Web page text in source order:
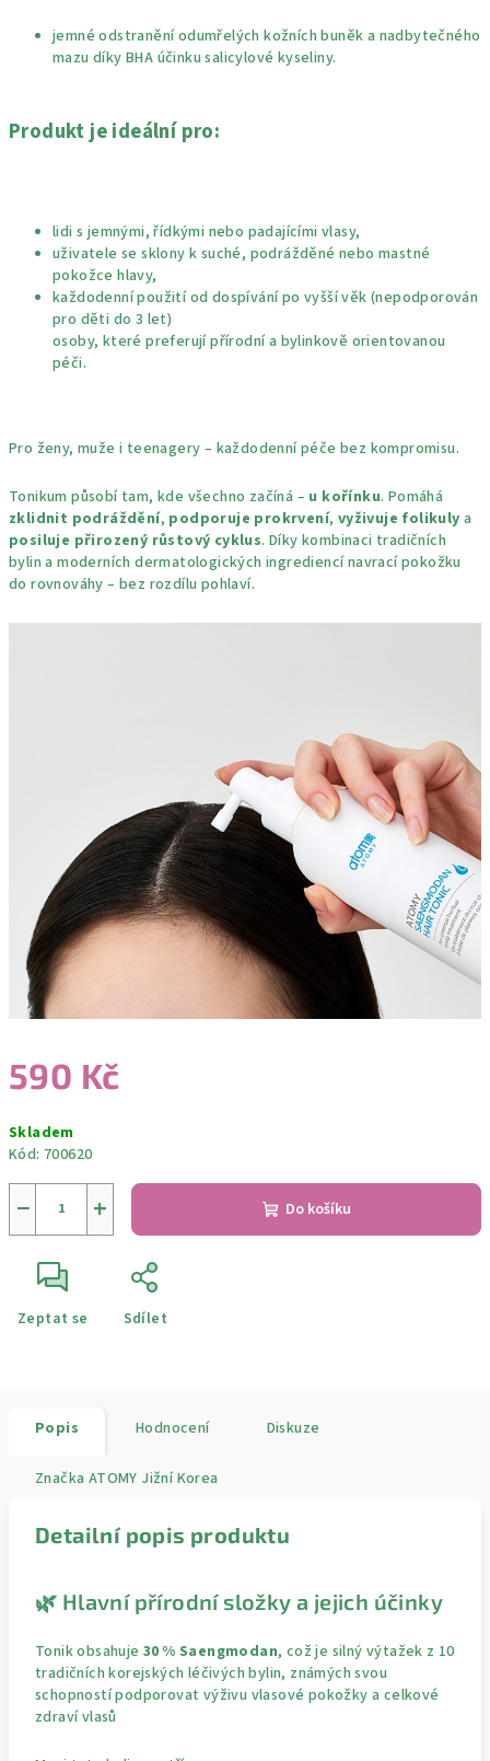
jemné odstranění odumřelých kožních buněk a nadbytečného
mazu díky BHA účinku salicylové kyseliny.
Produkt je ideální pro:
lidi s jemnými, řídkými nebo padajícími vlasy,
uživatele se sklony k suché, podrážděné nebo mastné
pokožce hlavy,
každodenní použití od dospívání po vyšší věk (nepodporován
pro děti do 3 let)
osoby, které preferují přírodní a bylinkově orientovanou
péči.
Pro ženy, muže i teenagery – každodenní péče bez kompromisu.
Tonikum působí tam, kde všechno začíná – u kořínku. Pomáhá
zklidnit podráždění, podporuje prokrvení, vyživuje folikuly a
posiluje přirozený růstový cyklus. Díky kombinaci tradičních
bylin a moderních dermatologických ingrediencí navrací pokožku
do rovnováhy – bez rozdílu pohlaví.
590 Kč
cena:
Skladem
Kód: 700620
+
− Do košíku
Zeptat se Sdílet
Popis Hodnocení Diskuze
Značka ATOMY Jižní Korea
Detailní popis produktu
🌿 Hlavní přírodní složky a jejich účinky
Tonik obsahuje 30 % Saengmodan, což je silný výtažek z 10
tradičních korejských léčivých bylin, známých svou
schopností podporovat výživu vlasové pokožky a celkové
zdraví vlasů